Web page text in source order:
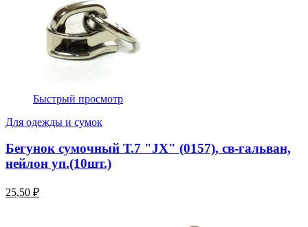
Быстрый просмотр
Для одежды и сумок
Бегунок сумочный Т.7 "JX" (0157), св-гальван,
нейлон уп.(10шт.)
25,50 ₽